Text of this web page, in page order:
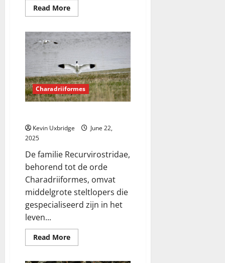
Read MoreRead
more
sterns
Charadriiformes
Kevin Uxbridge
June 22,
2025
De familie Recurvirostridae,
behorend tot de orde
Charadriiformes, omvat
middelgrote steltlopers die
gespecialiseerd zijn in het
leven...
Read MoreRead
more